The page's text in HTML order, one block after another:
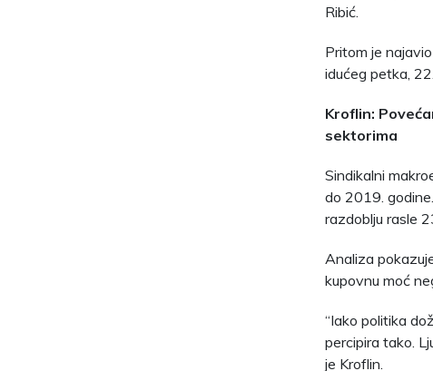
Ribić.
Pritom je
idućeg petka,
Kroflin:
sektorima
Sindikalni
do 2019.
razdoblju rasle
Analiza
kupovnu moć
“Iako politika
percipira tako.
je Kroflin.